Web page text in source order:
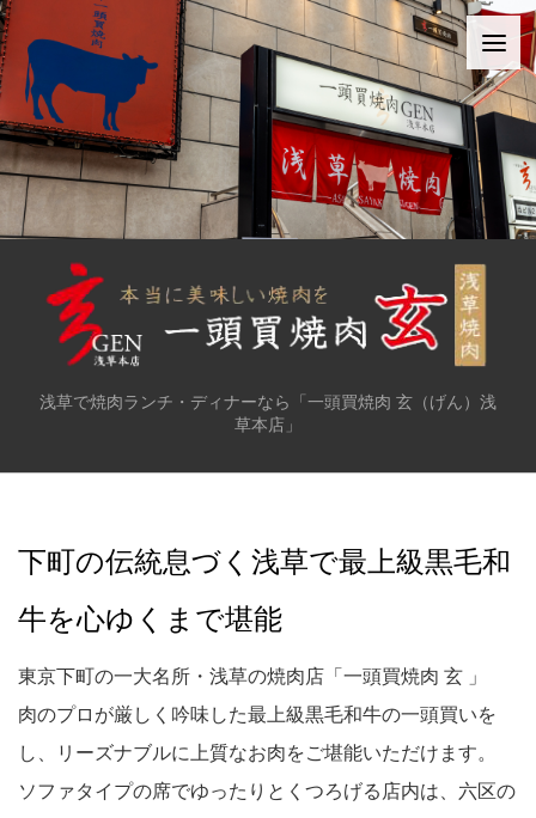
浅草で焼肉ランチ・ディナーなら「一頭買焼肉 玄（げん）浅
草本店」
下町の伝統息づく浅草で最上級黒毛和
牛を心ゆくまで堪能
東京下町の一大名所・浅草の焼肉店「一頭買焼肉 玄 」
肉のプロが厳しく吟味した最上級黒毛和牛の一頭買いを
し、リーズナブルに上質なお肉をご堪能いただけます。
ソファタイプの席でゆったりとくつろげる店内は、六区の